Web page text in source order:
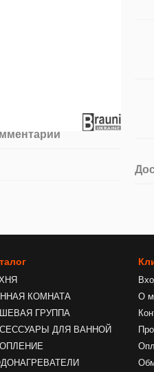
КОМНАТА
ГРУППА
ДЛЯ ВАННОЙ
О